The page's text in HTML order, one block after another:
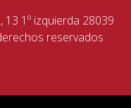
13 1º izquierda 28039
reservados